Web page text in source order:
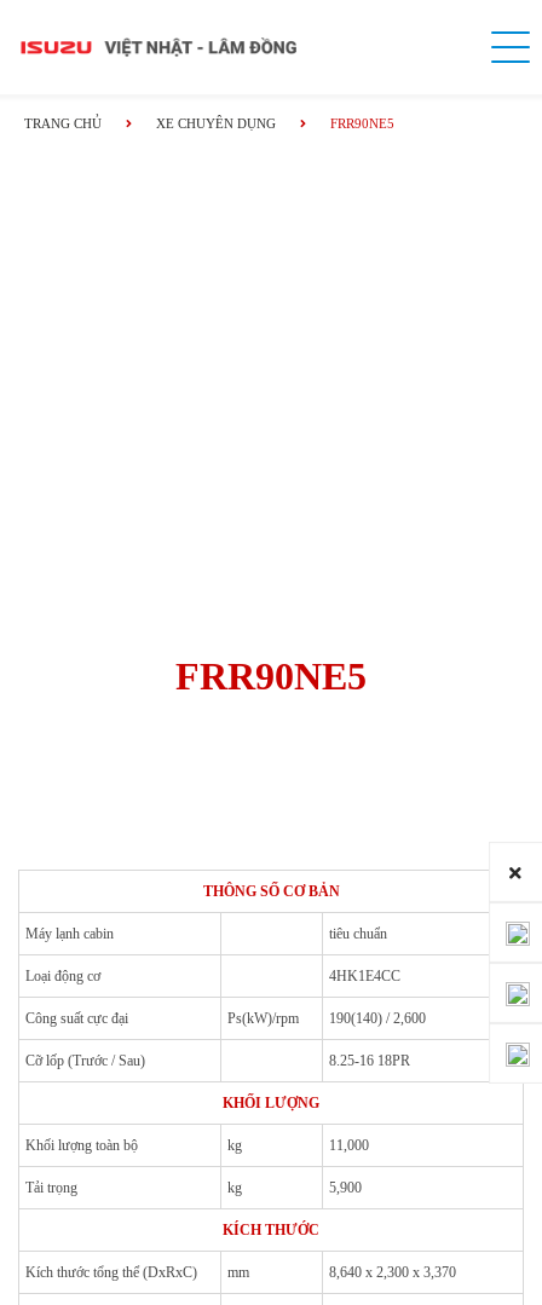
TRANG CHỦ XE CHUYÊN DỤNG FRR90NE5
FRR90NE5
THÔNG SỐ CƠ BẢN
Máy lạnh cabin tiêu chuẩn
Loại động cơ 4HK1E4CC
Công suất cực đại Ps(kW)/rpm 190(140) / 2,600
Cỡ lốp (Trước / Sau) 8.25-16 18PR
KHỐI LƯỢNG
Khối lượng toàn bộ kg 11,000
Tải trọng kg 5,900
KÍCH THƯỚC
Kích thước tổng thể (DxRxC) mm 8,640 x 2,300 x 3,370